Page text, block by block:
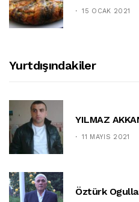
15 OCAK 2021
Yurtdışındakiler
YILMAZ
11 MAYIS 2021
Öztürk